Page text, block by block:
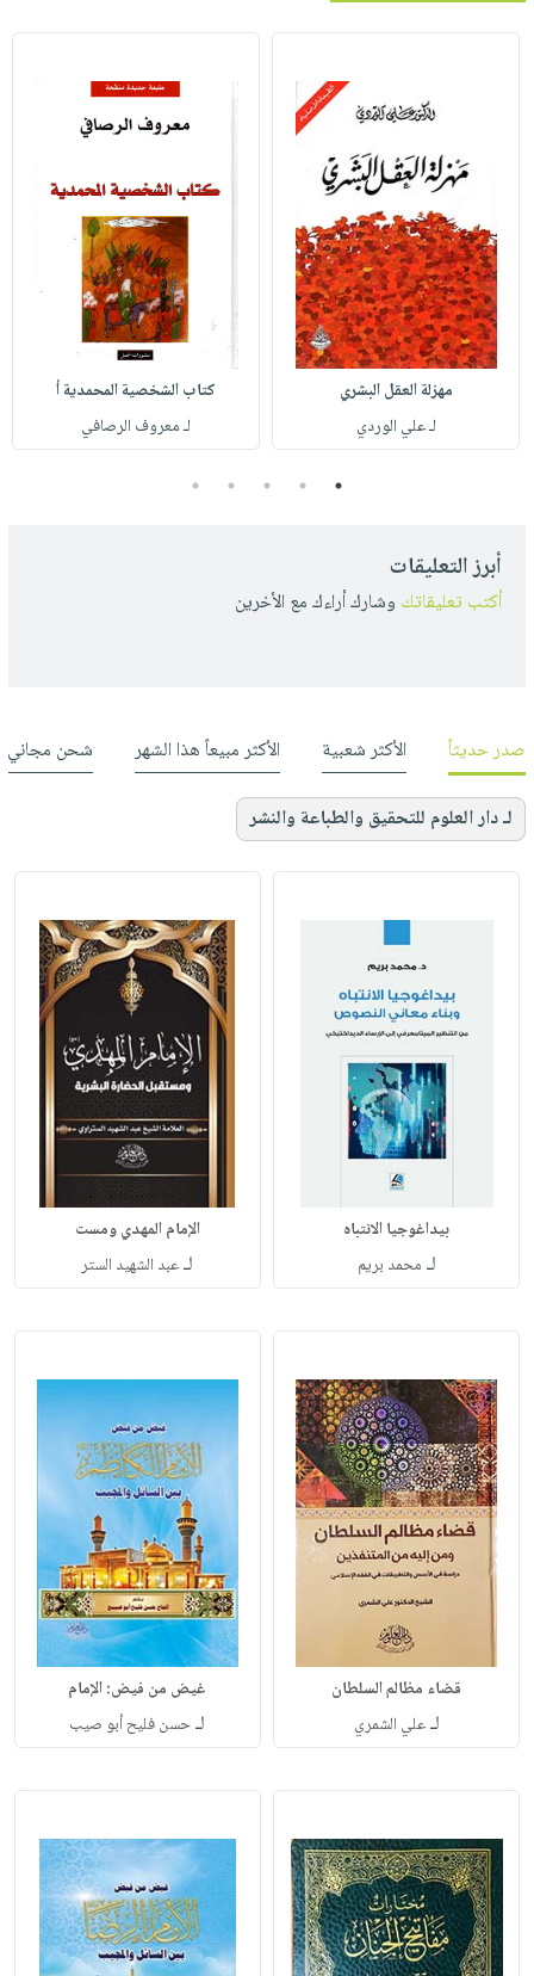
مهزلة العقل البشري
لـ علي الوردي
كتاب الشخصية المحمدية أ
لـ معروف الرصافي
1
2
3
4
5
أبرز التعليقات
أكتب تعليقاتك وشارك أراءك مع الأخرين
صدر حديثاً الأكثر شعبية الأكثر مبيعاً هذا الشهر شحن مجاني
لـ دار العلوم للتحقيق والطباعة والنشر
بيداغوجيا الانتباه
لـ محمد بريم
الإمام المهدي ومست
لـعبد الشهيد الستر
قضاء مظالم السلطان
لـعلي الشمري
غيض من فيض: الإمام
لـحسن فليح أبو صيب